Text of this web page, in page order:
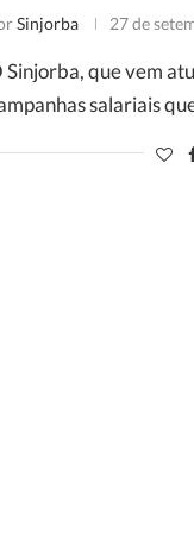
Sinjorba 27 de
Sinjorba, que vem
salariais